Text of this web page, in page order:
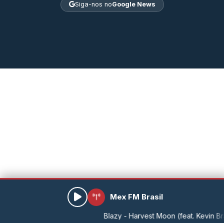
Siga-nos noGoogle News
Mex FM Brasil
Blazy - Harvest Moon (feat. Kevin Brauer)